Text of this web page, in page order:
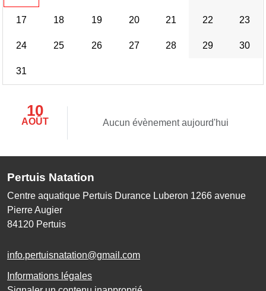
17 18 19 20 21 22 23
24 25 26 27 28 29 30
31
10
AOÛT Aucun évènement aujourd'hui
Pertuis Natation
Centre aquatique Pertuis Durance Luberon 1266 avenue
Pierre Augier
84120 Pertuis
info.pertuisnatation@gmail.com
Informations légales